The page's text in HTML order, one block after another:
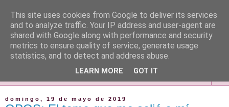
domingo, 19 de mayo de 2019
This site uses cookies from Google to deliver its services
and to analyze traffic. Your IP address and user-agent are
shared with Google along with performance and security
metrics to ensure quality of service, generate usage
statistics, and to detect and address abuse.
LEARN MORE GOT IT